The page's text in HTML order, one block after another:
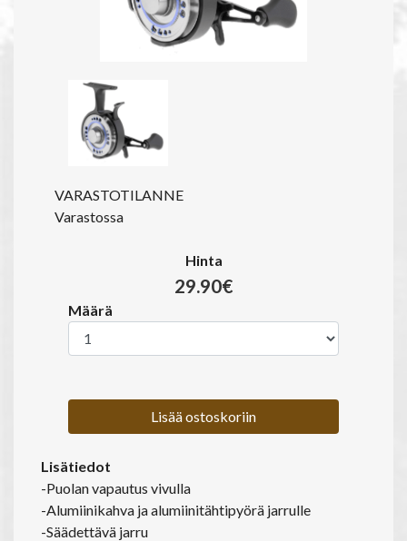
VARASTOTILANNE
Varastossa
Hinta
29.90€
Määrä
Lisää ostoskoriin
Lisätiedot
-Puolan vapautus vivulla
-Alumiinikahva ja alumiinitähtipyörä jarrulle
-Säädettävä jarru